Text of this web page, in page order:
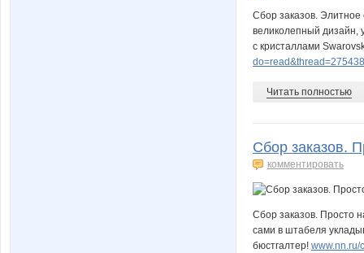
Ytka Zelberg
Сбор заказов.
великолепный дизайн,
с кристаллами
Читать полностью
Сбор заказов.
комментировать
Сбор заказов. Просто
сами в штабеля
бюстгалтер! www.nn.ru/